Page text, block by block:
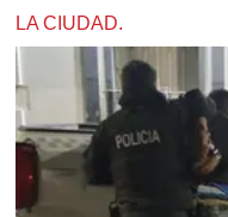
LA CIUDAD.